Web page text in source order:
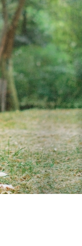
Bijuterii Retușând Servicii